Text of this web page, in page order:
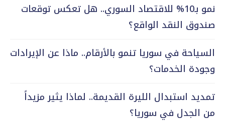
نمو بـ10% للاقتصاد السوري.. هل تعكس توقعات
صندوق النقد الواقع؟
السياحة في سوريا تنمو بالأرقام.. ماذا عن الإيرادات
وجودة الخدمات؟
تمديد استبدال الليرة القديمة.. لماذا يثير مزيداً
من الجدل في سوريا؟